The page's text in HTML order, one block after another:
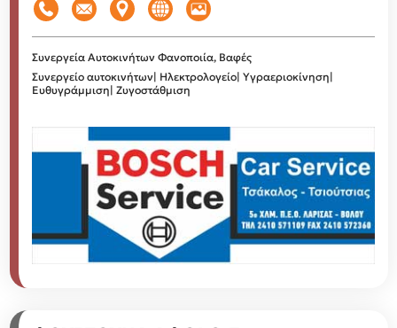
Συνεργεία Αυτοκινήτων Φανοποιία, Βαφές
Συνεργείο αυτοκινήτων| Ηλεκτρολογείο| Υγραεριοκίνηση|
Ευθυγράμμιση| Ζυγοστάθμιση